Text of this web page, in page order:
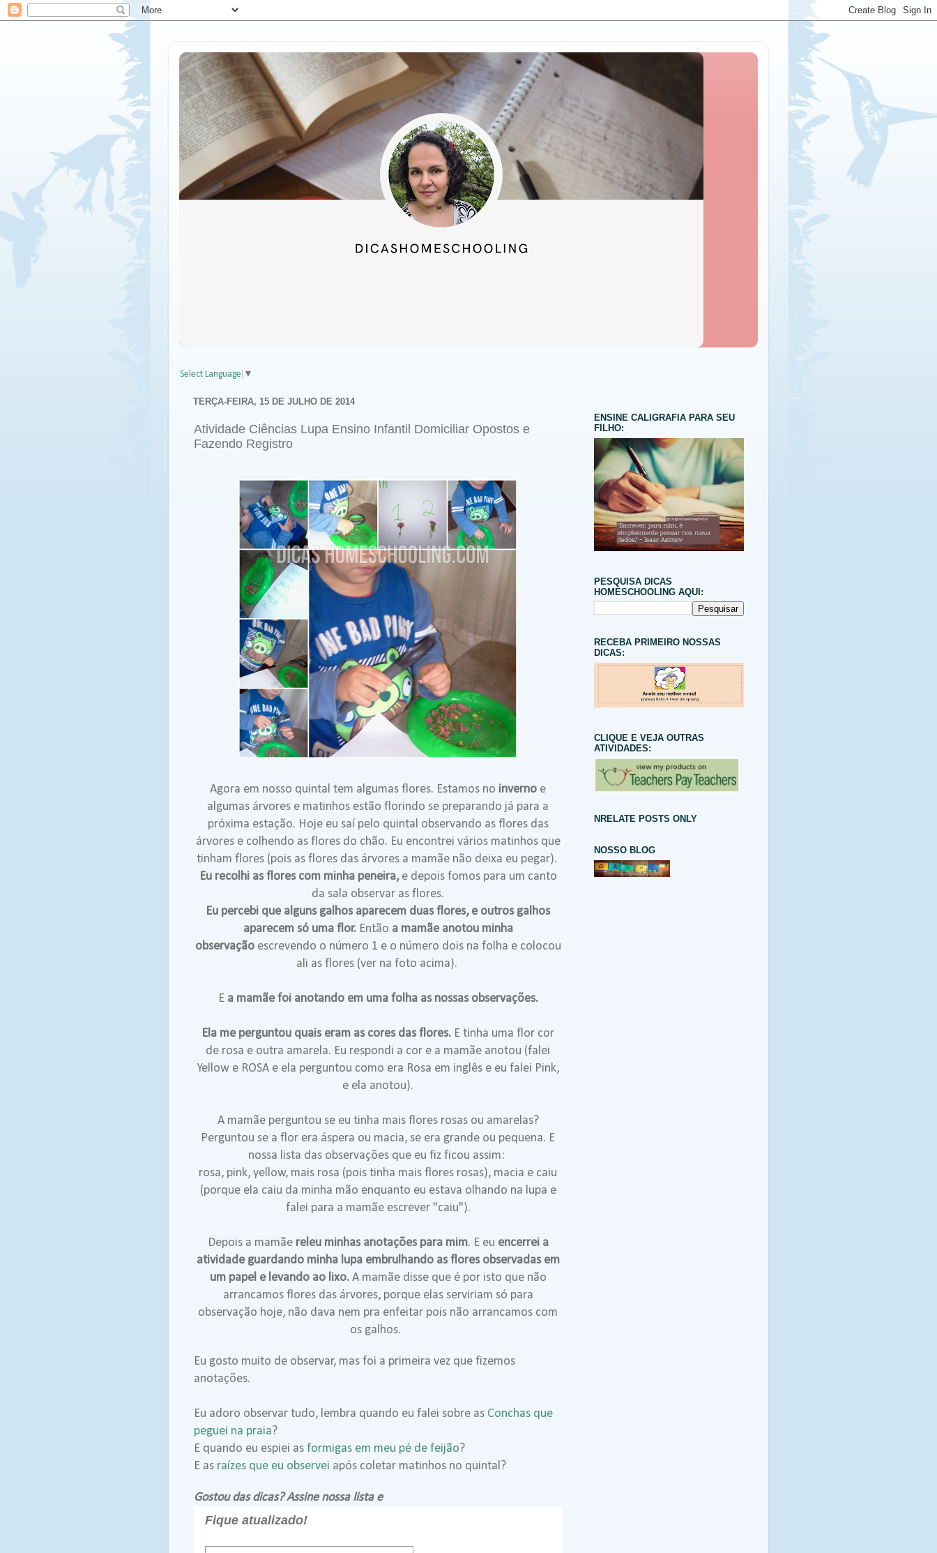
Select Language ▼
TERÇA-FEIRA, 15 DE JULHO DE 2014
Atividade Ciências Lupa Ensino Infantil Domiciliar Opostos e
Fazendo Registro
Agora em nosso quintal tem algumas flores. Estamos no inverno e
algumas árvores e matinhos estão florindo se preparando já para a
próxima estação. Hoje eu saí pelo quintal observando as flores das
árvores e colhendo as flores do chão. Eu encontrei vários matinhos que
tinham flores (pois as flores das árvores a mamãe não deixa eu pegar).
Eu recolhi as flores com minha peneira, e depois fomos para um canto
da sala observar as flores.
Eu percebi que alguns galhos aparecem duas flores, e outros galhos
aparecem só uma flor.Então a mamãe anotou minha
observaçãoescrevendo o número 1 e o número dois na folha e colocou
ali as flores (ver na foto acima).
E a mamãe foi anotando em uma folha as nossas observações.
Ela me perguntou quais eram as cores das flores. E tinha uma flor cor
de rosa e outra amarela. Eu respondi a cor e a mamãe anotou (falei
Yellow e ROSA e ela perguntou como era Rosa em inglês e eu falei Pink,
e ela anotou).
A mamãe perguntou se eu tinha mais flores rosas ou amarelas?
Perguntou se a flor era áspera ou macia, se era grande ou pequena. E
nossa lista das observações que eu fiz ficou assim:
rosa, pink, yellow, mais rosa (pois tinha mais flores rosas), macia e caiu
(porque ela caiu da minha mão enquanto eu estava olhando na lupa e
falei para a mamãe escrever "caiu").
Depois a mamãe releu minhas anotações para mim. E eu encerrei a
atividade guardando minha lupa embrulhando as flores observadas em
um papel e levando ao lixo.A mamãe disse que é por isto que não
arrancamos flores das árvores, porque elas serviriam só para
observação hoje, não dava nem pra enfeitar pois não arrancamos com
os galhos.
Eu gosto muito de observar, mas foi a primeira vez que fizemos
anotações.
Eu adoro observar tudo, lembra quando eu falei sobre as Conchas que
peguei na praia ?
E quando eu espiei as formigas em meu pé de feijão ?
E as raízes que eu observei após coletar matinhos no quintal?
Gostou das dicas? Assine nossa lista e
Fique atualizado!
ENSINE CALIGRAFIA PARA SEU
FILHO:
PESQUISA DICAS
HOMESCHOOLING AQUI:
RECEBA PRIMEIRO NOSSAS
DICAS:
CLIQUE E VEJA OUTRAS
ATIVIDADES:
NRELATE POSTS ONLY
NOSSO BLOG